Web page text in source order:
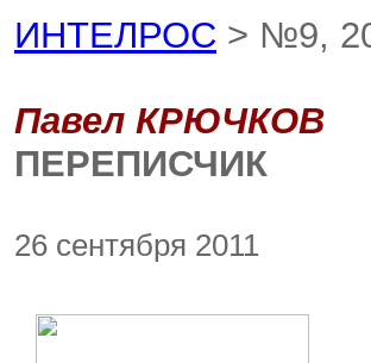
ИНТЕЛРОС > №9,
Павел КРЮЧКОВ
ПЕРЕПИСЧИК
26 сентября 2011